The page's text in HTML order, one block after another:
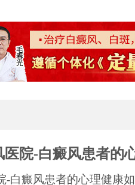
医院-白癜风患者的
-白癜风患者的心理健康